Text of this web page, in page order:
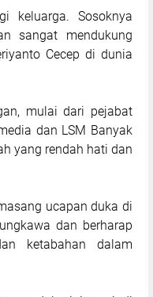
keluarga. Sosoknya
sangat mendukung
Cecep di dunia
mulai dari pejabat
dan LSM Banyak
yang rendah hati dan
ucapan duka di
dan berharap
ketabahan dalam